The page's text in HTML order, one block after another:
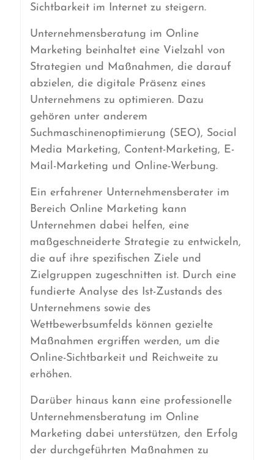
Sichtbarkeit im Internet zu steigern.
Unternehmensberatung im Online
Marketing beinhaltet eine Vielzahl von
Strategien und Maßnahmen, die darauf
abzielen, die digitale Präsenz eines
Unternehmens zu optimieren. Dazu
gehören unter anderem
Suchmaschinenoptimierung (SEO), Social
Media Marketing, Content-Marketing, E-
Mail-Marketing und Online-Werbung.
Ein erfahrener Unternehmensberater im
Bereich Online Marketing kann
Unternehmen dabei helfen, eine
maßgeschneiderte Strategie zu entwickeln,
die auf ihre spezifischen Ziele und
Zielgruppen zugeschnitten ist. Durch eine
fundierte Analyse des Ist-Zustands des
Unternehmens sowie des
Wettbewerbsumfelds können gezielte
Maßnahmen ergriffen werden, um die
Online-Sichtbarkeit und Reichweite zu
erhöhen.
Darüber hinaus kann eine professionelle
Unternehmensberatung im Online
Marketing dabei unterstützen, den Erfolg
der durchgeführten Maßnahmen zu